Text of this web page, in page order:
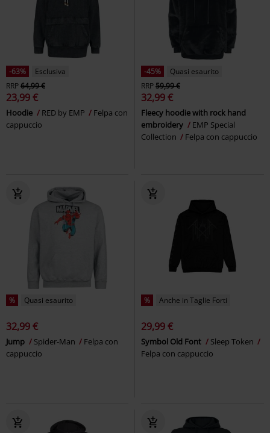
-63%
Esclusiva
RRP64,99 €
23,99 €
Hoodie RED by EMP
Felpa con
cappuccio
-45%
Quasi esaurito
RRP59,99 €
32,99 €
Fleecy hoodie with rock hand
embroidery
EMP Special
Collection
Felpa con cappuccio
% Quasi esaurito
32,99 €
Jump Spider-Man
Felpa con
cappuccio
% Anche in Taglie Forti
29,99 €
Symbol Old Font
Sleep Token
Felpa con cappuccio